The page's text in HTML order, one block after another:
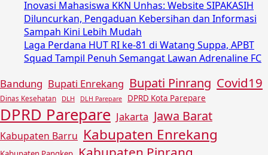
Inovasi Mahasiswa KKN Unhas: Website SIPAKASIH
Diluncurkan, Pengaduan Kebersihan dan Informasi
Sampah Kini Lebih Mudah
Laga Perdana HUT RI ke-81 di Watang Suppa, APBT
Squad Tampil Penuh Semangat Lawan Adrenaline FC
Bandung Bupati Enrekang Bupati Pinrang Covid19
Dinas Kesehatan DLH DLH Parepare DPRD Kota Parepare
DPRD Parepare Jakarta Jawa Barat
Kabupaten Barru Kabupaten Enrekang